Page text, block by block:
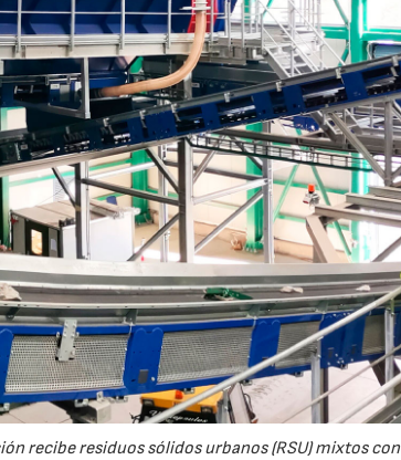
recibe residuos sólidos urbanos (RSU) mixtos